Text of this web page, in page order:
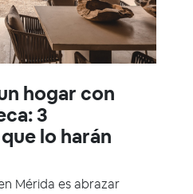
hogar con
3
lo harán
Mérida es abrazar